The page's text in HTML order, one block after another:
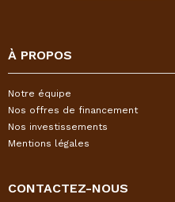
À PROPOS
Notre équipe
Nos offres de financement
Nos investissements
Mentions légales
CONTACTEZ-NOUS